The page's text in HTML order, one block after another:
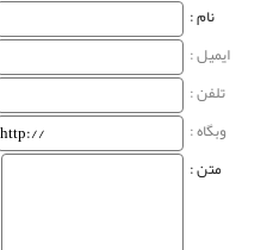
نام‌ :
ایمیل :
تلفن :
وبگاه‌ :
متن :